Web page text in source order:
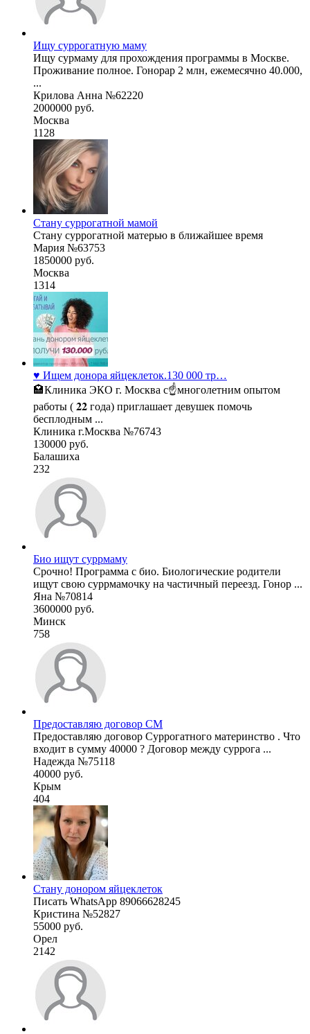
Ищу суррогатную маму
Ищу сурмаму для прохождения программы в Москве.
Проживание полное. Гонорар 2 млн, ежемесячно 40.000,
...
Крилова Анна №62220
2000000 руб.
Москва
1128
Стану суррогатной мамой
Стану суррогатной матерью в ближайшее время
Мария №63753
1850000 руб.
Москва
1314
♥️ Ищем донора яйцеклеток.130 000 тр…
🏩Клиника ЭКО г. Москва с☝многолетним опытом
работы ( 𝟐𝟐 года) приглашает девушек помочь
бесплодным ...
Клиника г.Москва №76743
130000 руб.
Балашиха
232
Био ищут суррмаму
Срочно! Программа с био. Биологические родители
ищут свою суррмамочку на частичный переезд. Гонор ...
Яна №70814
3600000 руб.
Минск
758
Предоставляю договор СМ
Предоставляю договор Суррогатного материнство . Что
входит в сумму 40000 ? Договор между суррога ...
Надежда №75118
40000 руб.
Крым
404
Стану донором яйцеклеток
Писать WhatsApp 89066628245
Кристина №52827
55000 руб.
Орел
2142